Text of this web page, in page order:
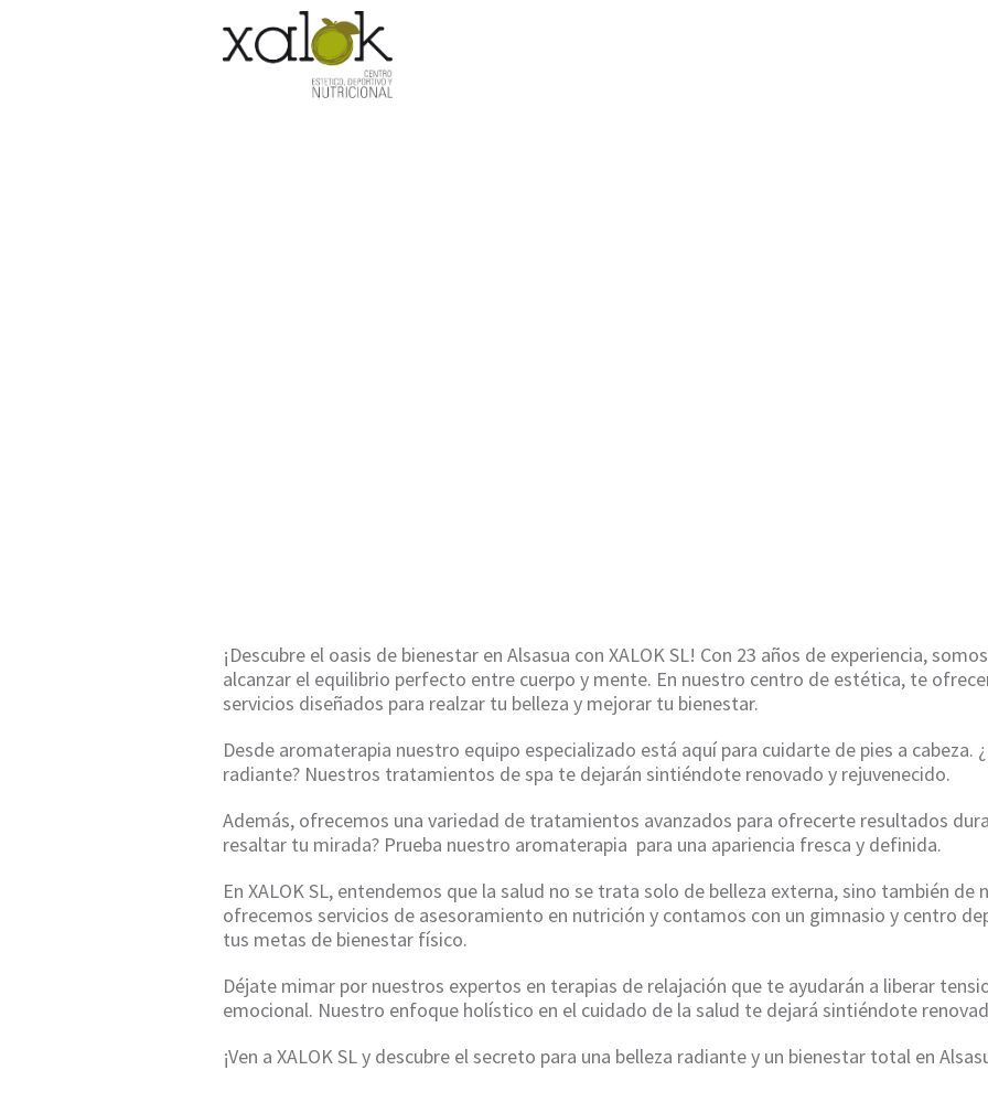
¡Descubre el oasis de bienestar en Alsasua con XALOK SL! Con 23 años de experiencia,
alcanzar el equilibrio perfecto entre cuerpo y mente. En nuestro centro de estética, te
servicios diseñados para realzar tu belleza y mejorar tu bienestar.
Desde aromaterapia nuestro equipo especializado está aquí para cuidarte de pies a cabeza.
radiante? Nuestros tratamientos de spa te dejarán sintiéndote renovado y rejuvenecido.
Además, ofrecemos una variedad de tratamientos avanzados para ofrecerte resultados
resaltar tu mirada? Prueba nuestro aromaterapia para una apariencia fresca y definida.
En XALOK SL, entendemos que la salud no se trata solo de belleza externa, sino también
ofrecemos servicios de asesoramiento en nutrición y contamos con un gimnasio y centro
tus metas de bienestar físico.
Déjate mimar por nuestros expertos en terapias de relajación que te ayudarán a liberar
emocional. Nuestro enfoque holístico en el cuidado de la salud te dejará sintiéndote
¡Ven a XALOK SL y descubre el secreto para una belleza radiante y un bienestar total en